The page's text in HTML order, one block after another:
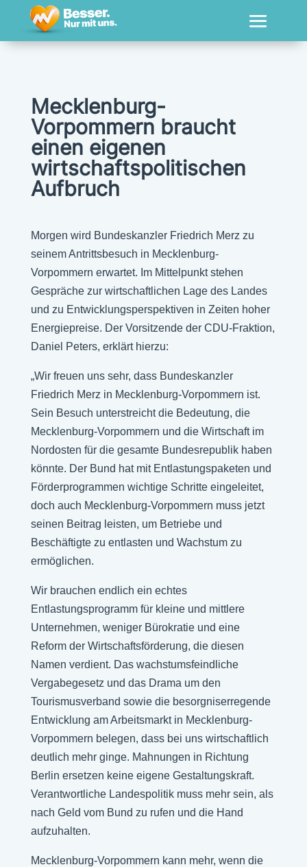
Mecklenburg-
Vorpommern braucht
einen eigenen
wirtschaftspolitischen
Aufbruch
Morgen wird Bundeskanzler Friedrich Merz zu
seinem Antrittsbesuch in Mecklenburg-
Vorpommern erwartet. Im Mittelpunkt stehen
Gespräche zur wirtschaftlichen Lage des Landes
und zu Entwicklungsperspektiven in Zeiten hoher
Energiepreise. Der Vorsitzende der CDU-Fraktion,
Daniel Peters, erklärt hierzu:
„Wir freuen uns sehr, dass Bundeskanzler
Friedrich Merz in Mecklenburg-Vorpommern ist.
Sein Besuch unterstreicht die Bedeutung, die
Mecklenburg-Vorpommern und die Wirtschaft im
Nordosten für die gesamte Bundesrepublik haben
könnte. Der Bund hat mit Entlastungspaketen und
Förderprogrammen wichtige Schritte eingeleitet,
doch auch Mecklenburg-Vorpommern muss jetzt
seinen Beitrag leisten, um Betriebe und
Beschäftigte zu entlasten und Wachstum zu
ermöglichen.
Wir brauchen endlich ein echtes
Entlastungsprogramm für kleine und mittlere
Unternehmen, weniger Bürokratie und eine
Reform der Wirtschaftsförderung, die diesen
Namen verdient. Das wachstumsfeindliche
Vergabegesetz und das Drama um den
Tourismusverband sowie die besorgniserregende
Entwicklung am Arbeitsmarkt in Mecklenburg-
Vorpommern belegen, dass bei uns wirtschaftlich
deutlich mehr ginge. Mahnungen in Richtung
Berlin ersetzen keine eigene Gestaltungskraft.
Verantwortliche Landespolitik muss mehr sein, als
nach Geld vom Bund zu rufen und die Hand
aufzuhalten.
Mecklenburg-Vorpommern kann mehr, wenn die